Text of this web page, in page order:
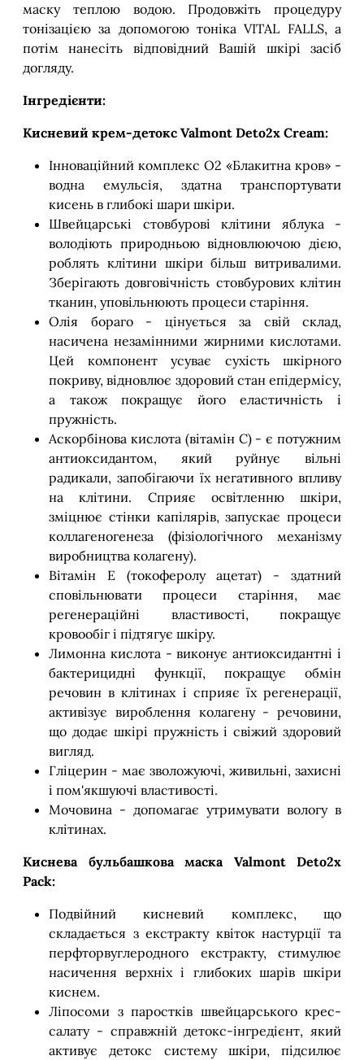
маску теплою водою. Продовжіть процедуру
тонізацією за допомогою тоніка VITAL FALLS, а
потім нанесіть відповідний Вашій шкірі засіб
догляду.
Інгредієнти:
Кисневий крем-детокс Valmont Deto2x Cream:
Інноваційний комплекс О2 «Блакитна кров» -
водна емульсія, здатна транспортувати
кисень в глибокі шари шкіри.
Швейцарські стовбурові клітини яблука -
володіють природньою відновлюючою дією,
роблять клітини шкіри більш витривалими.
Зберігають довговічність стовбурових клітин
тканин, уповільнюють процеси старіння.
Олія бораго - цінується за свій склад,
насичена незамінними жирними кислотами.
Цей компонент усуває сухість шкірного
покриву, відновлює здоровий стан епідермісу,
а також покращує його еластичність і
пружність.
Аскорбінова кислота (вітамін С) - є потужним
антиоксидантом, який руйнує вільні
радикали, запобігаючи їх негативного впливу
на клітини. Сприяє освітленню шкіри,
зміцнює стінки капілярів, запускає процеси
коллагеногенеза (фізіологічного механізму
виробництва колагену).
Вітамін Е (токоферолу ацетат) - здатний
сповільнювати процеси старіння, має
регенераційні властивості, покращує
кровообіг і підтягує шкіру.
Лимонна кислота - виконує антиоксидантні і
бактерицидні функції, покращує обмін
речовин в клітинах і сприяє їх регенерації,
активізує вироблення колагену - речовини,
що додає шкірі пружність і свіжий здоровий
вигляд.
Гліцерин - має зволожуючі, живильні, захисні
і пом'якшуючі властивості.
Мочовина - допомагає утримувати вологу в
клітинах.
Киснева бульбашкова маска Valmont Deto2x
Pack:
Подвійний кисневий комплекс, що
складається з екстракту квіток настурції та
перфторвуглеродного екстракту, стимулює
насичення верхніх і глибоких шарів шкіри
киснем.
Ліпосоми з паростків швейцарського крес-
салату - справжній детокс-інгредієнт, який
активує детокс систему шкіри, підсилює